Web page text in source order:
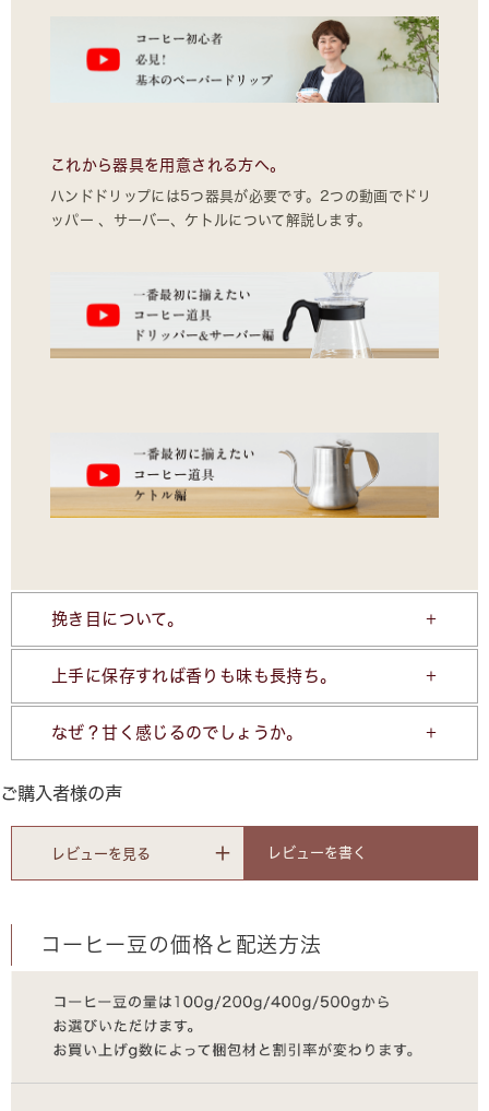
これから器具を用意される方へ。
ハンドドリップには5つ器具が必要です。2つの動画でドリ
ッパー 、サーバー、ケトルについて解説します。
挽き目について。
上手に保存すれば香りも味も長持ち。
なぜ？甘く感じるのでしょうか。
ご購入者様の声
レビューを見る レビューを書く
コーヒー豆の価格と配送方法